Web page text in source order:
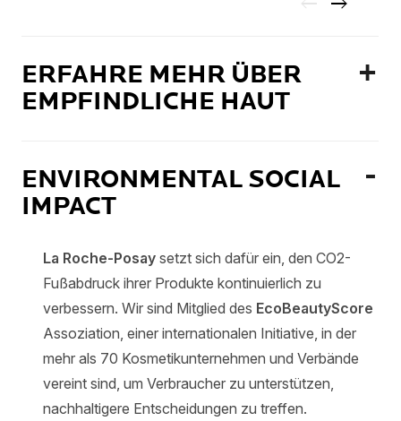
ERFAHRE MEHR ÜBER
EMPFINDLICHE HAUT
ENVIRONMENTAL SOCIAL
IMPACT